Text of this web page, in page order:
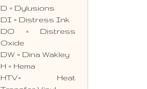
D = Dylusions
DI = Distress Ink
DO = Distress
Oxide
DW = Dina Wakley
H = Hema
HTV= Heat